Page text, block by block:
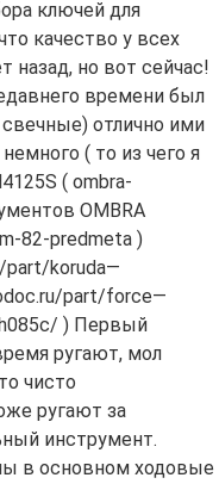
ключей для
качество у всех
назад, но вот сейчас!
времени был
отлично ими
( то из чего я
( ombra-
OMBRA
82-predmeta )
part/koruda—
part/force—
) Первый
ругают, мол
чисто
ругают за
инструмент.
в основном ходовые